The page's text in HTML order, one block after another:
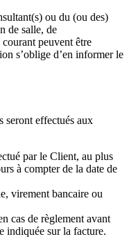
ou du (ou des)
de salle, de
peuvent être
s’oblige d’en informer le
seront effectués aux
par le Client, au plus
à compter de la date de
virement bancaire ou
cas de règlement avant
indiquée sur la facture.